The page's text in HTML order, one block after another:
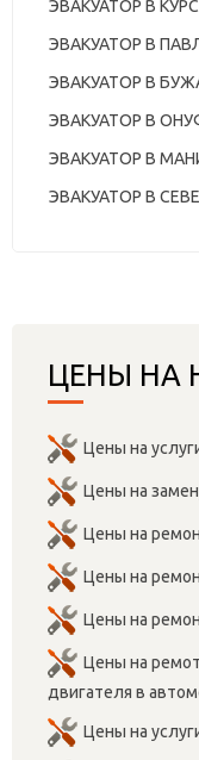
ЭВАКУАТОР В
ЭВАКУАТОР В
ЭВАКУАТОР В
ЭВАКУАТОР В
ЭВАКУАТОР В
ЭВАКУАТОР В
ЦЕНЫ НА
Цены на
Цены на
Цены на
Цены на
Цены на
Цены на
двигателя в
Цены на